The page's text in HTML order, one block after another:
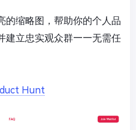
的缩略图，帮助你的个人品
建立忠实观众群——无需任
Hunt